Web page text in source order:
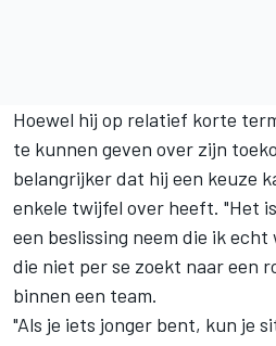
Hoewel hij op relatief korte
te kunnen geven over zijn
belangrijker dat hij een keuze
enkele twijfel over heeft. "Het
een beslissing neem die ik
die niet per se zoekt naar een
binnen een team.
"Als je iets jonger bent, kun je